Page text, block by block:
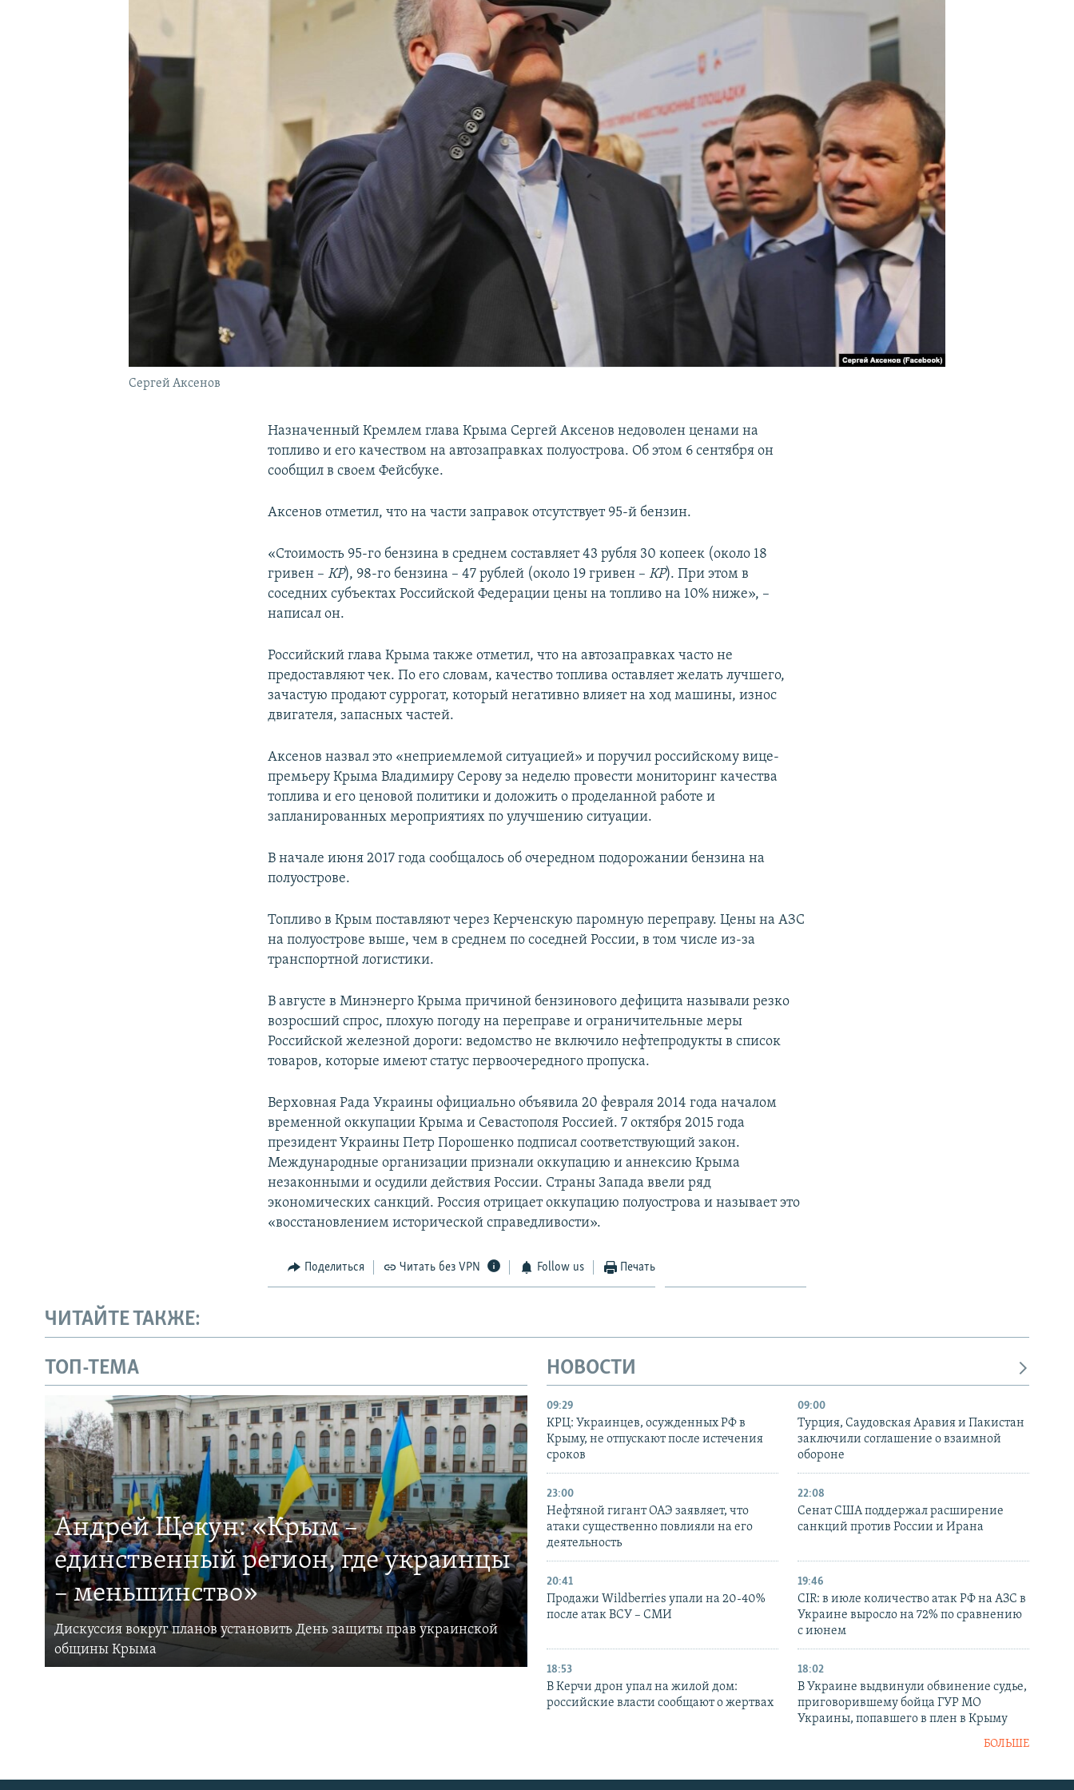
КРЫМ.НЕПОКОРЕННЫЙ
УКРАИНСКАЯ ПРОБЛЕМА КРЫМА
Сергей Аксенов
Назначенный Кремлем глава Крыма Сергей Аксенов недоволен ценами на
топливо и его качеством на автозаправках полуострова. Об этом 6 сентября он
сообщил в своем Фейсбуке.
Аксенов отметил, что на части заправок отсутствует 95-й бензин.
«Стоимость 95-го бензина в среднем составляет 43 рубля 30 копеек (около 18
гривен –КР), 98-го бензина – 47 рублей (около 19 гривен –КР). При этом в
соседних субъектах Российской Федерации цены на топливо на 10% ниже», –
написал он.
Российский глава Крыма также отметил, что на автозаправках часто не
предоставляют чек. По его словам, качество топлива оставляет желать лучшего,
зачастую продают суррогат, который негативно влияет на ход машины, износ
двигателя, запасных частей.
Аксенов назвал это «неприемлемой ситуацией» и поручил российскому вице-
премьеру Крыма Владимиру Серову за неделю провести мониторинг качества
топлива и его ценовой политики и доложить о проделанной работе и
запланированных мероприятиях по улучшению ситуации.
В начале июня 2017 года сообщалось об очередном подорожании бензина на
полуострове.
Топливо в Крым поставляют через Керченскую паромную переправу. Цены на АЗС
на полуострове выше, чем в среднем по соседней России, в том числе из-за
транспортной логистики.
В августе в Минэнерго Крыма причиной бензинового дефицита называли резко
возросший спрос, плохую погоду на переправе и ограничительные меры
Российской железной дороги: ведомство не включило нефтепродукты в список
товаров, которые имеют статус первоочередного пропуска.
Верховная Рада Украины официально объявила 20 февраля 2014 года началом
временной оккупации Крыма и Севастополя Россией. 7 октября 2015 года
президент Украины Петр Порошенко подписал соответствующий закон.
Международные организации признали оккупацию и аннексию Крыма
незаконными и осудили действия России. Страны Запада ввели ряд
экономических санкций. Россия отрицает оккупацию полуострова и называет это
«восстановлением исторической справедливости».
Поделиться Читать без VPN Follow us Печать
ЧИТАЙТЕ ТАКЖЕ:
ТОП-ТЕМА
Андрей Щекун: «Крым –
единственный регион, где украинцы
– меньшинство»
Дискуссия вокруг планов установить День защиты прав украинской
общины Крыма
НОВОСТИ
09:29
КРЦ: Украинцев, осужденных РФ в
Крыму, не отпускают после истечения
сроков
09:00
Турция, Саудовская Аравия и Пакистан
заключили соглашение о взаимной
обороне
23:00
Нефтяной гигант ОАЭ заявляет, что
атаки существенно повлияли на его
деятельность
22:08
Сенат США поддержал расширение
санкций против России и Ирана
20:41
Продажи Wildberries упали на 20-40%
после атак ВСУ – СМИ
19:46
CIR: в июле количество атак РФ на АЗС в
Украине выросло на 72% по сравнению
с июнем
18:53
В Керчи дрон упал на жилой дом:
российские власти сообщают о жертвах
18:02
В Украине выдвинули обвинение судье,
приговорившему бойца ГУР МО
Украины, попавшего в плен в Крыму
БОЛЬШЕ